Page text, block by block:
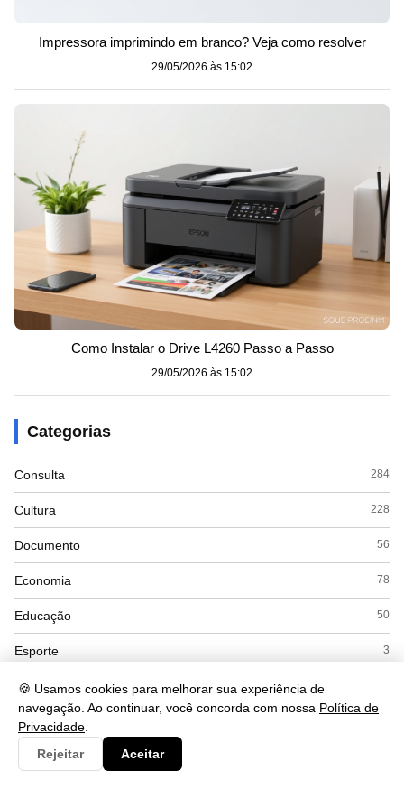
🍪 Usamos cookies para melhorar sua experiência de
navegação. Ao continuar, você concorda com nossa Política de
Privacidade
Rejeitar
Aceitar
Impressora imprimindo em branco? Veja como resolver
29/05/2026 às 15:02
Como Instalar o Drive L4260 Passo a Passo
29/05/2026 às 15:02
Categorias
Consulta 284
Cultura 228
Documento 56
Economia 78
Educação 50
Esporte 3
Eventos
Governo
Interpretacao